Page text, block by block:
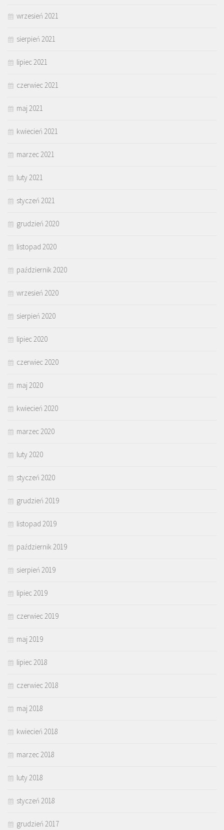
wrzesień 2021
sierpień 2021
lipiec 2021
czerwiec 2021
maj 2021
kwiecień 2021
marzec 2021
luty 2021
styczeń 2021
grudzień 2020
listopad 2020
październik 2020
wrzesień 2020
sierpień 2020
lipiec 2020
czerwiec 2020
maj 2020
kwiecień 2020
marzec 2020
luty 2020
styczeń 2020
grudzień 2019
listopad 2019
październik 2019
sierpień 2019
lipiec 2019
czerwiec 2019
maj 2019
lipiec 2018
czerwiec 2018
maj 2018
kwiecień 2018
marzec 2018
luty 2018
styczeń 2018
grudzień 2017